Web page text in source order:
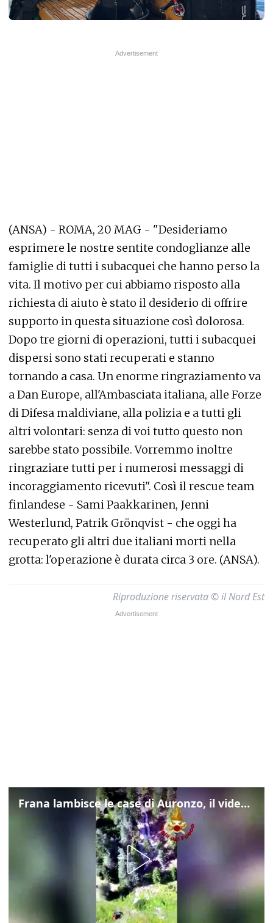
(ANSA) - ROMA, 20 MAG - "Desideriamo
esprimere le nostre sentite condoglianze alle
famiglie di tutti i subacquei che hanno perso la
vita. Il motivo per cui abbiamo risposto alla
richiesta di aiuto è stato il desiderio di offrire
supporto in questa situazione così dolorosa.
Dopo tre giorni di operazioni, tutti i subacquei
dispersi sono stati recuperati e stanno
tornando a casa. Un enorme ringraziamento va
a Dan Europe, all'Ambasciata italiana, alle Forze
di Difesa maldiviane, alla polizia e a tutti gli
altri volontari: senza di voi tutto questo non
sarebbe stato possibile. Vorremmo inoltre
ringraziare tutti per i numerosi messaggi di
incoraggiamento ricevuti". Così il rescue team
finlandese - Sami Paakkarinen, Jenni
Westerlund, Patrik Grönqvist - che oggi ha
recuperato gli altri due italiani morti nella
grotta: l'operazione è durata circa 3 ore. (ANSA).
Riproduzione riservata © il Nord Est
Frana lambisce le case di Auronzo, il video dall'elicottero dei vigili del fuoco